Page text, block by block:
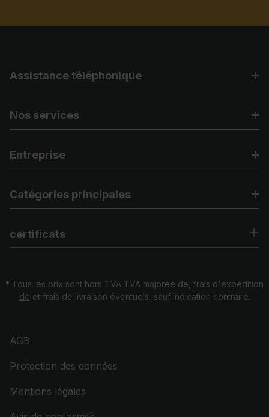
Assistance téléphonique
Nos services
Entreprise
Catégories principales
certificats
* Tous les prix sont hors TVA TVA majorée de, frais d'expédition
de et frais de livraison éventuels, sauf indication contraire.
AGB
Protection des données
Mentions légales